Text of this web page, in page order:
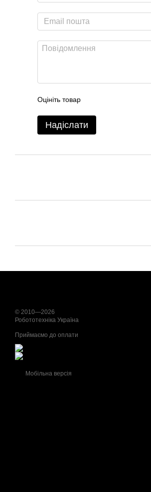
Оцініть товар
Надіслати
© 2010—2026
Робототехніка Україна
Приймаємо до оплати
Мобільна версія